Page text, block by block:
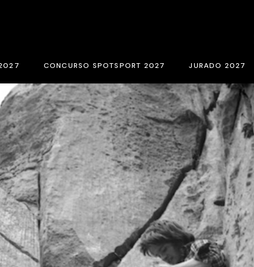
FILM FESTIVAL 2027
CONCURSO SPOTSPORT 2027
Bases del concurso SPOTSPORT 2027
Inscripción SpotSport 2027
JURADO 2027
Jurado de
inscripción 2027